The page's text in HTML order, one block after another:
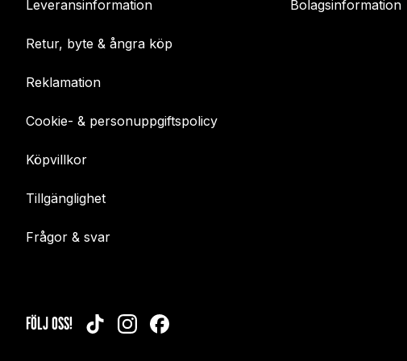
Leveransinformation
Retur, byte & ångra köp
Reklamation
Cookie- & personuppgiftspolicy
Köpvillkor
Tillgänglighet
Frågor & svar
Bolagsinformation
FÖLJ OSS! TIKTOKINSTAGRAMFACEBOOK